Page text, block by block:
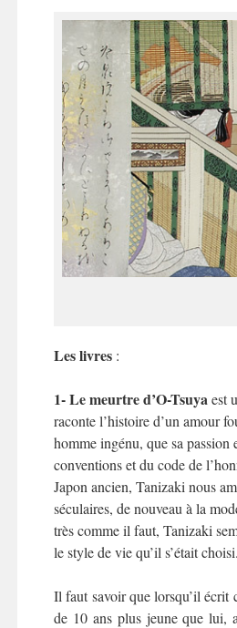
Les livres :
1- Le meurtre d’O-Tsuya est
raconte l’histoire d’un amour
homme ingénu, que sa passion
conventions et du code de
Japon ancien, Tanizaki nous
séculaires, de nouveau à la
très comme il faut, Tanizaki
le style de vie qu’il s’était choisi.
Il faut savoir que lorsqu’il écrit
de 10 ans plus jeune que lui,